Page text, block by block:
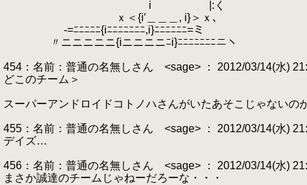
i |:く
ｘ＜{i′＿＿＿, i}＞ｘ､
-=ﾆﾆﾆﾆﾆ{iﾆﾆﾆﾆﾆﾆﾆ,i}ﾆﾆﾆﾆﾆﾆ=ミ
〃ニニニニニ{iニニニニﾆi}ﾆﾆﾆﾆﾆﾆﾆニヽ
454：名前：普通の名無しさん <sage> ： 2012/03/14(水)
どこのチーム＞
スーパーアンドロイドコトノハさんがいたあそこじゃないの
455：名前：普通の名無しさん <sage> ： 2012/03/14(水)
デイズ…
456：名前：普通の名無しさん <sage> ： 2012/03/14(水)
まさか誠達のチームじゃねーだろーな・・・